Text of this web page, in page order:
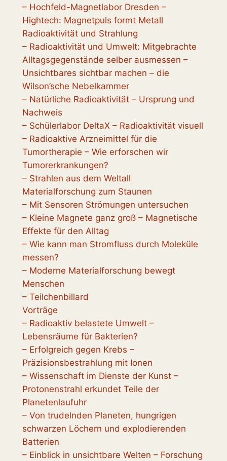
– Hochfeld-Magnetlabor Dresden –
Hightech: Magnetpuls formt Metall
Radioaktivität und Strahlung
– Radioaktivität und Umwelt: Mitgebrachte
Alltagsgegenstände selber ausmessen –
Unsichtbares sichtbar machen – die
Wilson’sche Nebelkammer
– Natürliche Radioaktivität – Ursprung und
Nachweis
– Schülerlabor DeltaX – Radioaktivität visuell
– Radioaktive Arzneimittel für die
Tumortherapie – Wie erforschen wir
Tumorerkrankungen?
– Strahlen aus dem Weltall
Materialforschung zum Staunen
– Mit Sensoren Strömungen untersuchen
– Kleine Magnete ganz groß – Magnetische
Effekte für den Alltag
– Wie kann man Stromfluss durch Moleküle
messen?
– Moderne Materialforschung bewegt
Menschen
– Teilchenbillard
Vorträge
– Radioaktiv belastete Umwelt –
Lebensräume für Bakterien?
– Erfolgreich gegen Krebs –
Präzisionsbestrahlung mit Ionen
– Wissenschaft im Dienste der Kunst –
Protonenstrahl erkundet Teile der
Planetenlaufuhr
– Von trudelnden Planeten, hungrigen
schwarzen Löchern und explodierenden
Batterien
– Einblick in unsichtbare Welten – Forschung